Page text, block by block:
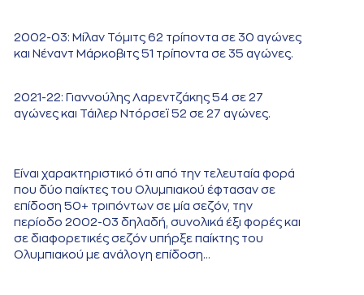
2002-03: Μίλαν Τόμιτς 62 τρίποντα σε 30 αγώνες
και Νέναντ Μάρκοβιτς 51 τρίποντα σε 35 αγώνες.
2021-22: Γιαννούλης Λαρεντζάκης 54 σε 27
αγώνες και Τάιλερ Ντόρσεϊ 52 σε 27 αγώνες.
Είναι χαρακτηριστικό ότι από την τελευταία φορά
που δύο παίκτες του Ολυμπιακού έφτασαν σε
επίδοση 50+ τριπόντων σε μία σεζόν, την
περίοδο 2002-03 δηλαδή, συνολικά έξι φορές και
σε διαφορετικές σεζόν υπήρξε παίκτης του
Ολυμπιακού με ανάλογη επίδοση…